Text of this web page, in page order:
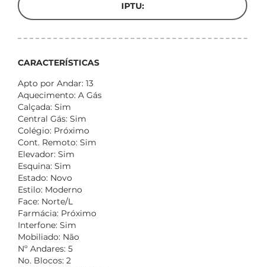
IPTU:
CARACTERÍSTICAS
Apto por Andar: 13
Aquecimento: A Gás
Calçada: Sim
Central Gás: Sim
Colégio: Próximo
Cont. Remoto: Sim
Elevador: Sim
Esquina: Sim
Estado: Novo
Estilo: Moderno
Face: Norte/L
Farmácia: Próximo
Interfone: Sim
Mobiliado: Não
Nº Andares: 5
No. Blocos: 2